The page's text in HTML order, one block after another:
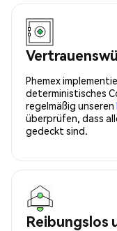
Phemex
deterministisches
regelmäßig unseren
überprüfen, dass
gedeckt sind.
Reibungslos